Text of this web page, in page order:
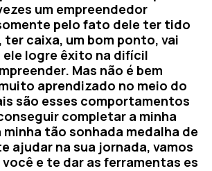
um empreendedor
pelo fato dele ter tido
ter caixa, um bom ponto, vai
ele logre êxito na difícil
Mas não é bem
aprendizado no meio do
são esses comportamentos
completar a minha
minha tão sonhada medalha de
ajudar na sua jornada, vamos
e te dar as ferramentas es